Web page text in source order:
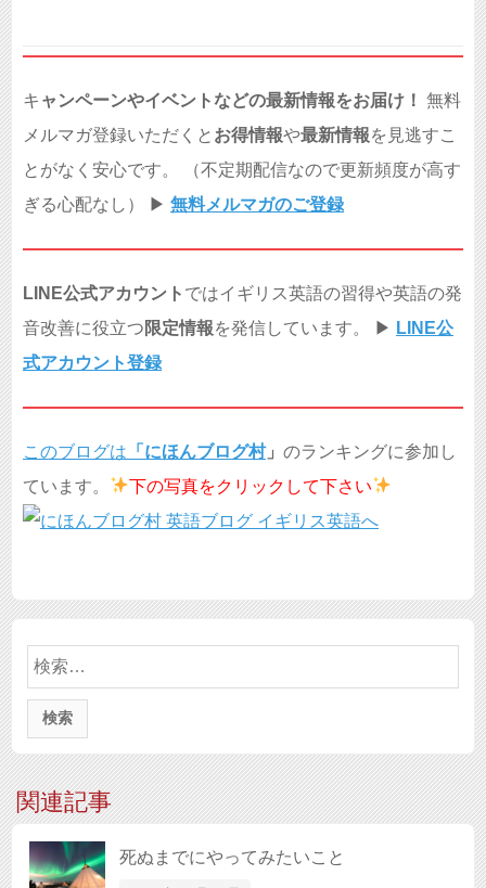
キ ャンペーンやイベントなどの最新情報をお届け！ 無料
メルマガ登録いただくと お得情報や最新情報を見逃すこ
とがなく安心です。 （不定期配信なので更新頻度が高す
ぎる心配なし） ▶︎ 無料メルマガのご登録
LINE公式アカウント ではイギリス英語の習得や英語の発
音改善に役立つ 限定情報を発信しています。 ▶︎ LINE公
式アカウント登録
このブログは 「 にほんブログ村」 のランキングに参加し
ています。
下の写真をクリックして下さい
検
索:
関連記事
死ぬまでにやってみたいこと